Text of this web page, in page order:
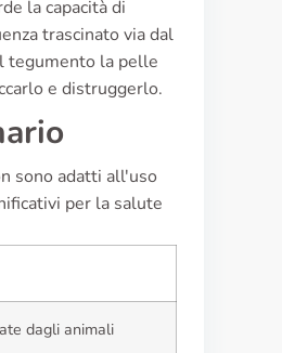
la capacità di
trascinato via dal
tegumento la pelle
e distruggerlo.
sono adatti all'uso
per la salute
dagli animali